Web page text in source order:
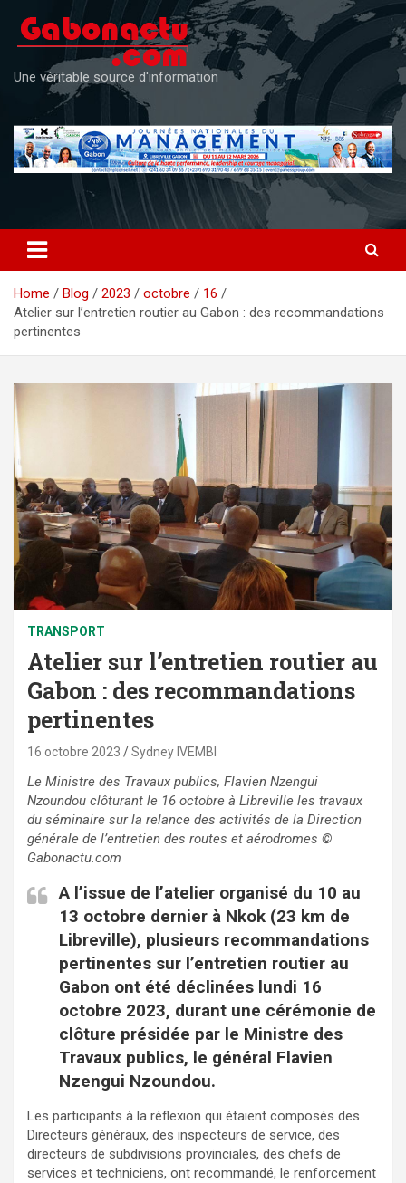
content
Une véritable source d'information
Home Blog 2023 octobre
16
Atelier sur l’entretien routier au Gabon : des recommandations
pertinentes
TRANSPORT
Atelier sur l’entretien routier au
Gabon : des recommandations
pertinentes
16 octobre 2023 Sydney IVEMBI
Le Ministre des Travaux publics, Flavien Nzengui
Nzoundou clôturant le 16 octobre à Libreville les travaux
du séminaire sur la relance des activités de la Direction
générale de l’entretien des routes et aérodromes ©
Gabonactu.com
A l’issue de l’atelier organisé du 10 au
13 octobre dernier à Nkok (23 km de
Libreville), plusieurs recommandations
pertinentes sur l’entretien routier au
Gabon ont été déclinées lundi 16
octobre 2023, durant une cérémonie de
clôture présidée par le Ministre des
Travaux publics, le général Flavien
Nzengui Nzoundou.
Les participants à la réflexion qui étaient composés des
Directeurs généraux, des inspecteurs de service, des
directeurs de subdivisions provinciales, des chefs de
services et techniciens, ont recommandé, le renforcement